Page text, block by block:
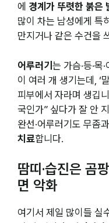
에 경계가 뚜렷한 붉은
많이 차는 남성에게 특
만지거나 같은 수건을
어루러기 는 가슴·등·목
이 여러 개 생기는데, ‘
피부에서 자라며 생깁
국인가” 싶다가 잘 안
완선·어루러기도 무좀
치료합니다.
땀띠·습진은 곰
면 악화
여기서 제일 많이들 실